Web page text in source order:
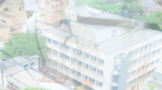
採用情報